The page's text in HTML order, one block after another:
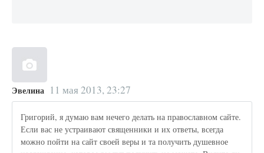
Эвелина 11 мая 2013, 23:27
Григорий, я думаю вам нечего делать на православном сайте.
Если вас не устраивают священники и их ответы, всегда
можно пойти на сайт своей веры и та получить душевное